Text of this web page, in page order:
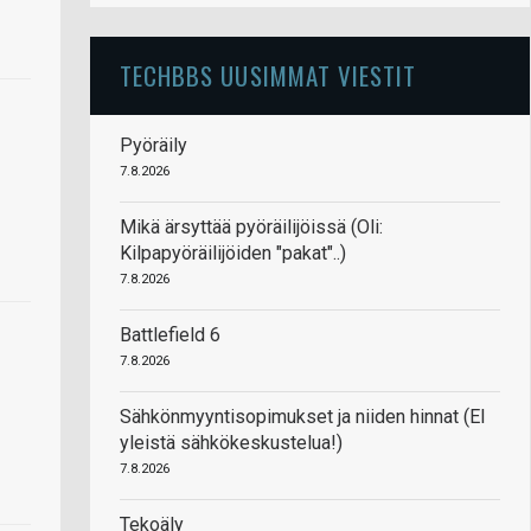
TECHBBS UUSIMMAT VIESTIT
Pyöräily
7.8.2026
Mikä ärsyttää pyöräilijöissä (Oli:
Kilpapyöräilijöiden "pakat"..)
7.8.2026
Battlefield 6
7.8.2026
Sähkönmyyntisopimukset ja niiden hinnat (EI
yleistä sähkökeskustelua!)
7.8.2026
Tekoäly